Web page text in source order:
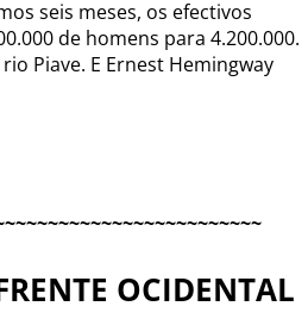
seis meses, os efectivos
de homens para 4.200.000.
Piave. E Ernest Hemingway
OCIDENTAL